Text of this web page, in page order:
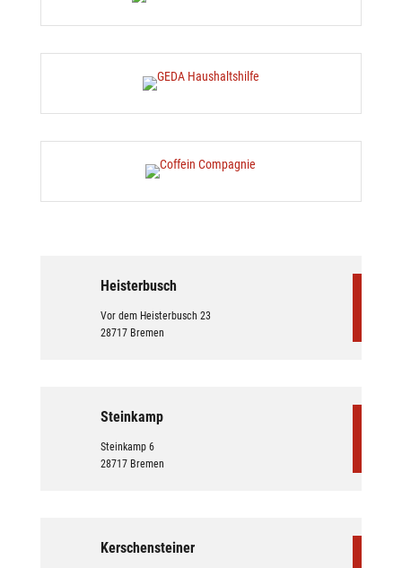
Heisterbusch
Vor dem Heisterbusch 23
28717 Bremen
Steinkamp
Steinkamp 6
28717 Bremen
Kerschensteiner